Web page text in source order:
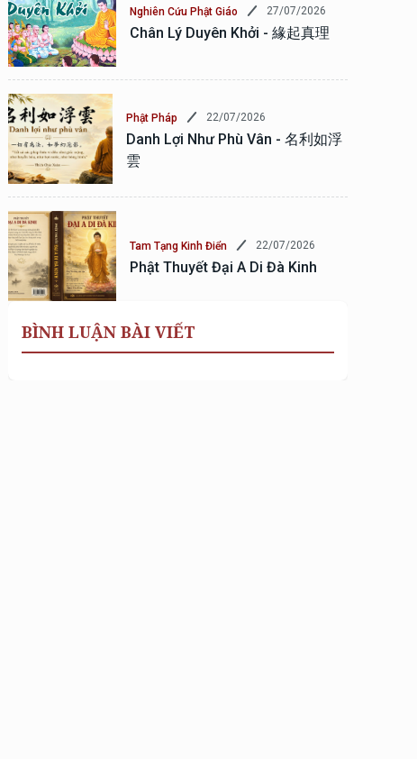
Nghiên Cứu Phật Giáo 27/07/2026
Chân Lý Duyên Khởi - 緣起真理
Phật Pháp 22/07/2026
Danh Lợi Như Phù Vân - 名利如浮
雲
Tam Tạng Kinh Điển 22/07/2026
Phật Thuyết Đại A Di Đà Kinh
BÌNH LUẬN BÀI VIẾT